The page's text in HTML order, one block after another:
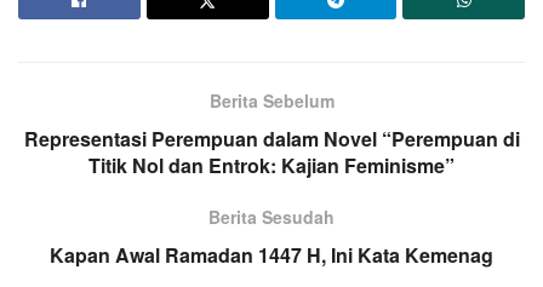
Berita Sebelum
Representasi Perempuan dalam Novel “Perempuan di
Titik Nol dan Entrok: Kajian Feminisme”
Berita Sesudah
Kapan Awal Ramadan 1447 H, Ini Kata Kemenag